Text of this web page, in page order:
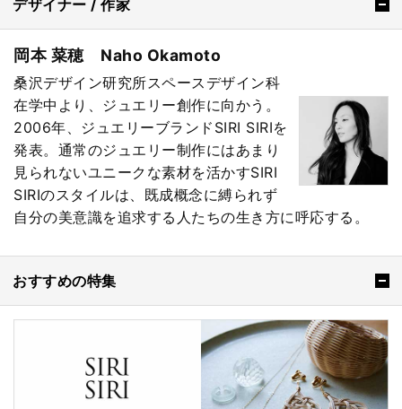
デザイナー / 作家
岡本 菜穂 Naho Okamoto
桑沢デザイン研究所スペースデザイン科
在学中より、ジュエリー創作に向かう。
2006年、ジュエリーブランドSIRI SIRIを
発表。通常のジュエリー制作にはあまり
見られないユニークな素材を活かすSIRI
SIRIのスタイルは、既成概念に縛られず
自分の美意識を追求する人たちの生き方に呼応する。
おすすめの特集